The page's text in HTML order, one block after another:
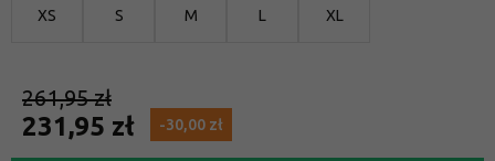
XS S M L XL
231,95 zł -30,00 zł
261,95 zł